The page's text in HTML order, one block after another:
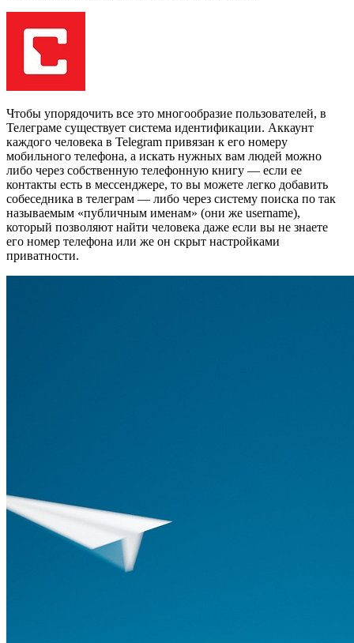
Чтобы упорядочить все это многообразие пользователей, в
Телеграме существует система идентификации. Аккаунт
каждого человека в Telegram привязан к его номеру
мобильного телефона, а искать нужных вам людей можно
либо через собственную телефонную книгу — если ее
контакты есть в мессенджере, то вы можете легко добавить
собеседника в телеграм — либо через систему поиска по так
называемым «публичным именам» (они же username),
который позволяют найти человека даже если вы не знаете
его номер телефона или же он скрыт настройками
приватности.